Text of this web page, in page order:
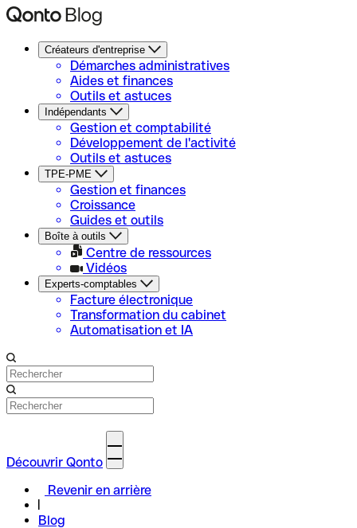
Créateurs d'entreprise
Démarches administratives
Aides et finances
Outils et astuces
Indépendants
Gestion et comptabilité
Développement de l'activité
Outils et astuces
TPE-PME
Gestion et finances
Croissance
Guides et outils
Boîte à outils
Centre de ressources
Vidéos
Experts-comptables
Facture électronique
Transformation du cabinet
Automatisation et IA
Découvrir Qonto
Revenir en arrière
Blog